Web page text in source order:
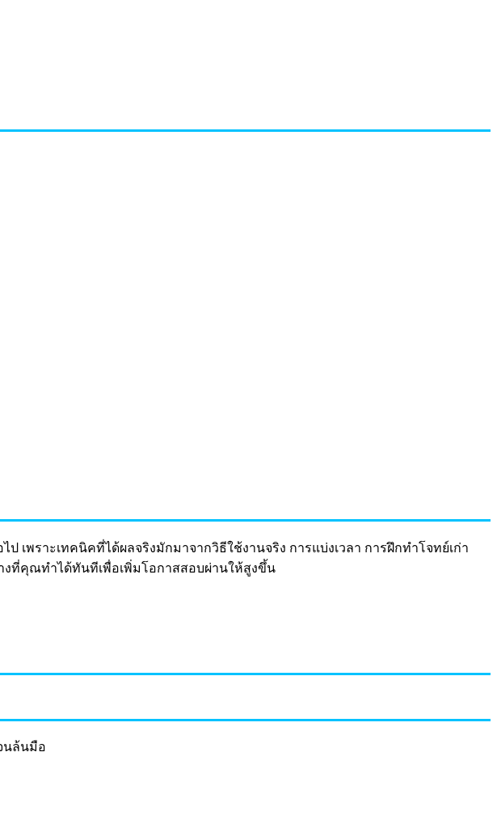
เพราะเทคนิคที่ได้ผลจริงมักมาจากวิธีใช้งานจริง การแบ่งเวลา การฝึกทำโจทย์เก่า
ที่คุณทำได้ทันทีเพื่อเพิ่มโอกาสสอบผ่านให้สูงขึ้น
นล้นมือ